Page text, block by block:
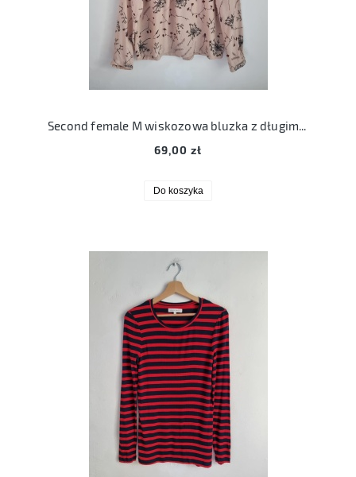
Second female M wiskozowa bluzka z długim rękawem 38
69,00 zł
Do koszyka